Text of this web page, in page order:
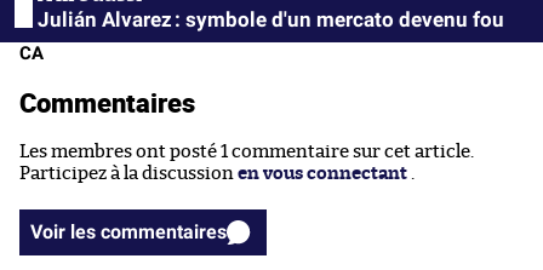
Julián Alvarez : symbole d'un mercato devenu fou
CA
Commentaires
Les membres ont posté 1 commentaire sur cet article.
Participez à la discussion en vous connectant
Voir les commentaires